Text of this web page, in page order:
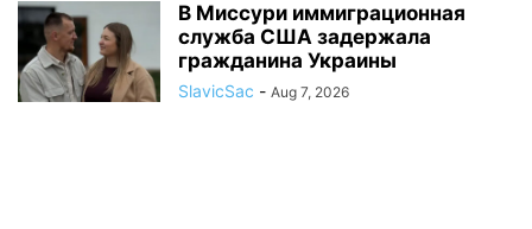
В Миссури иммиграционная
служба США задержала
гражданина Украины
SlavicSac - Aug 7, 2026